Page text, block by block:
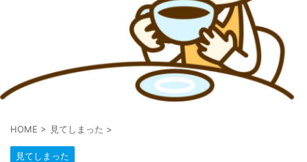
HOME > 見てしまった >
見てしまった